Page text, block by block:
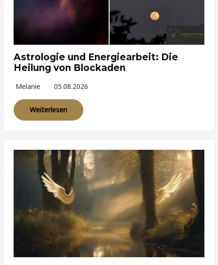
Astrologie und Energiearbeit: Die
Heilung von Blockaden
Melanie 05.08.2026
Weiterlesen